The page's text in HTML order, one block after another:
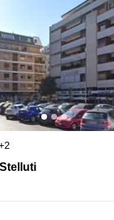
12, Municipio XIV